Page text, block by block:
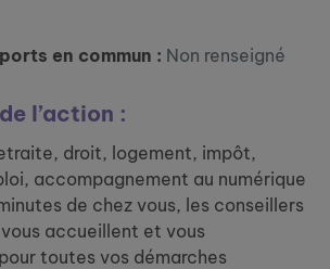
en commun : Non renseigné
l’action :
droit, logement, impôt,
accompagnement au numérique
de chez vous, les conseillers
accueillent et vous
toutes vos démarches